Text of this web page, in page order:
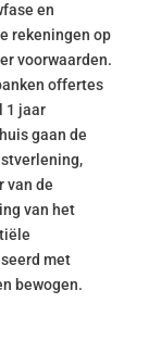
en
rekeningen op
voorwaarden.
offertes
1 jaar
gaan de
van de
van het
met
bewogen.